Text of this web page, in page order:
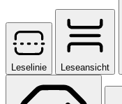
Leselinie Leseansicht